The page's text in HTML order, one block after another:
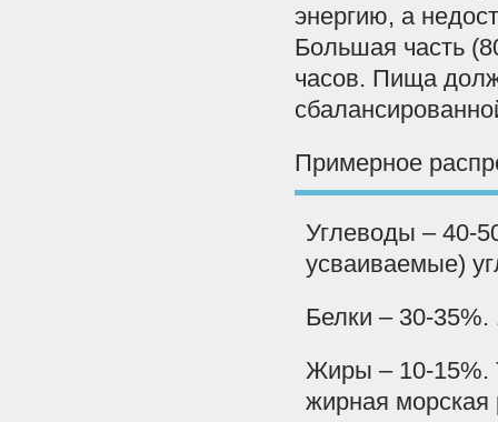
энергию, а
Большая часть
часов. Пища
Примерное
Углеводы – 40-
усваиваемые)
Белки – 30-35%.
Жиры – 10-15%.
жирная морская